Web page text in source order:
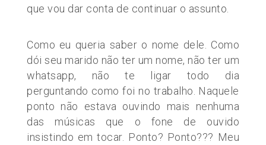
que vou dar conta de continuar o assunto.
Como eu queria saber o nome dele. Como
dói seu marido não ter um nome, não ter um
whatsapp, não te ligar todo dia
perguntando como foi no trabalho. Naquele
ponto não estava ouvindo mais nenhuma
das músicas que o fone de ouvido
insistindo em tocar. Ponto? Ponto??? Meu